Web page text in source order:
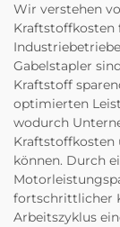
Wir verstehen
Kraftstoffkosten
Gabelstapler
Kraftstoff
optimierten
wodurch
Kraftstoffkosten
können. Durch
fortschrittlicher
Arbeitszyklus